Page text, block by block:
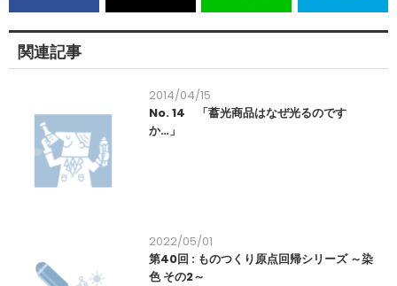
関連記事
2014/04/15
No. 14 「蓄光商品はなぜ光るのです
か…」
2022/05/01
第40回 : ものつくり原点回帰シリーズ ～染
色 その2～